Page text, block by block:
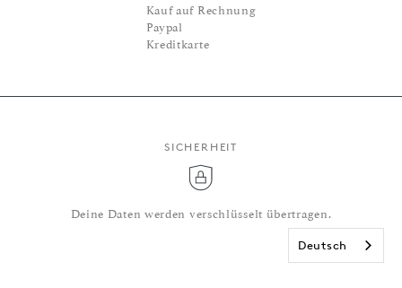
Kauf auf Rechnung
Paypal
Kreditkarte
SICHERHEIT
Deine Daten werden verschlüsselt übertragen.
Deutsch